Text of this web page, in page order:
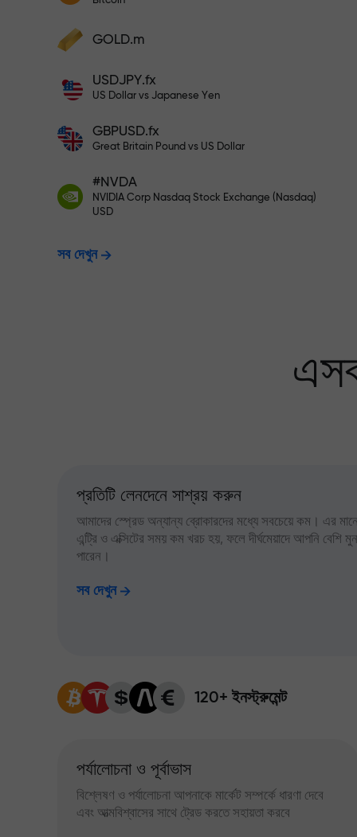
ডিপোজিট করুন এবং আপনার ডিপোজিটের 1,000 গুণ বোনাস
ঝুঁকিমুক্তভাবে
নিশ্চয়তা দিচ্ছি
X1000 পর্যন্ত বোনাস
হার
GOLD.m
USDJPY.fx
US Dollar vs Japanese Yen
GBPUSD.fx
Great Britain Pound vs US Dollar
#NVDA
NVIDIA Corp Nasdaq Stock Exchange (Nasdaq)
USD
সব দেখুন
প্রতিটি লেনদেনে সাশ্রয় করুন
আমাদের স্প্রেড অন্যান্য ব্রোকারদের মধ্যে সবচেয়ে কম। এর মানে,
এন্ট্রি ও এক্সিটের সময় কম খরচ হয়, ফলে দীর্ঘমেয়াদে আপনি বেশি
পারেন।
সব দেখুন
120+ ইনস্ট্রুমেন্ট
পর্যালোচনা ও পূর্বাভাস
বিশ্লেষণ ও পর্যালোচনা আপনাকে মার্কেট সম্পর্কে ধারণা দেবে
এবং আত্মবিশ্বাসের সাথে ট্রেড করতে সহায়তা করবে